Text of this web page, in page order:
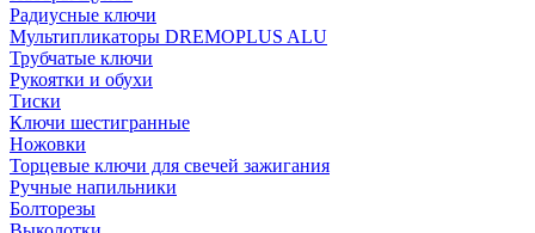
Радиусные ключи
Мультипликаторы DREMOPLUS ALU
Трубчатые ключи
Рукоятки и обухи
Тиски
Ключи шестигранные
Ножовки
Торцевые ключи для свечей зажигания
Ручные напильники
Болторезы